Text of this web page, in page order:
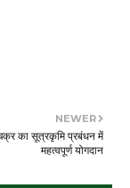
NEWER
का सूत्रकृमि प्रबंधन में
महत्वपूर्ण योगदान